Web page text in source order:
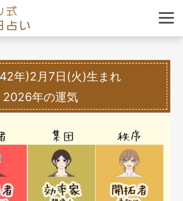
年)2月7日(火)生まれ
2026年の運気